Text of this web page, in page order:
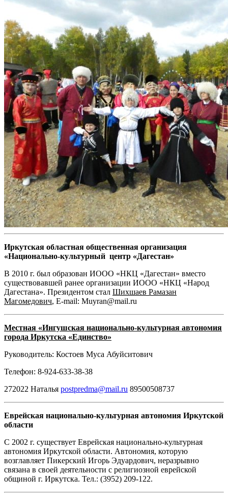
Иркутская областная общественная организация
«Национально-культурный центр «Дагестан»
В 2010 г. был образован ИООО «НКЦ «Дагестан» вместо
существовавшей ранее организации ИООО «НКЦ «Народ
Дагестана». Президентом стал Шихшаев Рамазан
Магомедович, E-mail: Muyran@mail.ru
Местная «Ингушская национально-культурная автономия
города Иркутска «Единство»
Руководитель: Костоев Муса Абуйситович
Телефон: 8-924-633-38-38
272022 Наталья postpredma@mail.ru 89500508737
Еврейская национально-культурная автономия Иркутской
области
С 2002 г. существует Еврейская национально-культурная
автономия Иркутской области. Автономия, которую
возглавляет Пикерский Игорь Эдуардович, неразрывно
связана в своей деятельности с религиозной еврейской
общиной г. Иркутска. Тел.: (3952) 209-122.